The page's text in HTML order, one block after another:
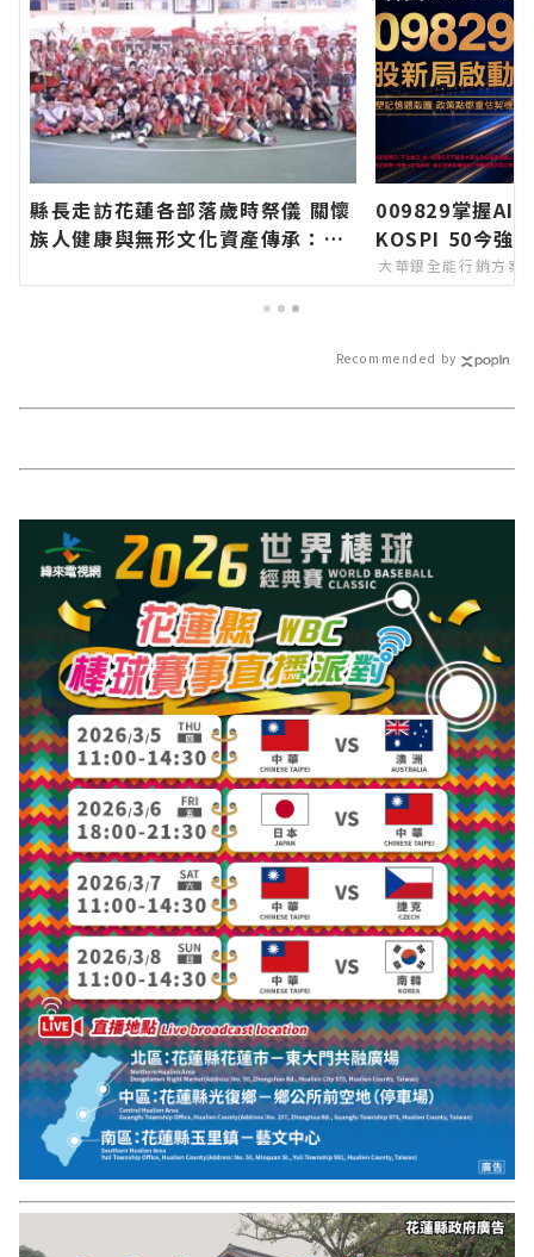
縣長走訪花蓮各部落歲時祭儀 關懷
族人健康與無形文化資產傳承：幸
聞網官方網站各類新聞－最快速的
009829掌握AI
KOSPI 50今強
大華銀全能行銷方案
Recommended by